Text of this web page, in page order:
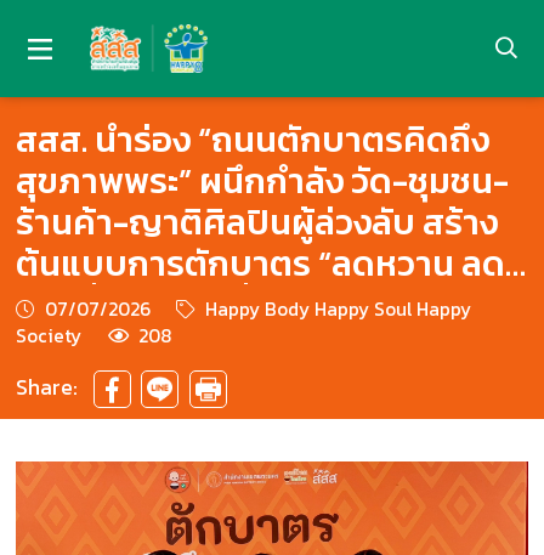
สสส. นำร่อง “ถนนตักบาตรคิดถึง
สุขภาพพระ” ผนึกกำลัง วัด-ชุมชน-
ร้านค้า-ญาติศิลปินผู้ล่วงลับ สร้าง
ต้นแบบการตักบาตร “ลดหวาน ลด
มัน เลี่ยงเค็ม” เพื่อส่งเสริมสุขภาพ
สงฆ์ไทย
07/07/2026
Happy Body Happy Soul Happy
Society
208
Share: